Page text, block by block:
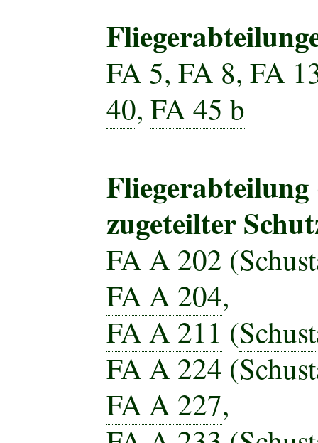
FA 5, FA 8, FA
40, FA 45 b
zugeteilter
FA A 202 (
FA A 204,
FA A 211 (
FA A 224 (
FA A 227,